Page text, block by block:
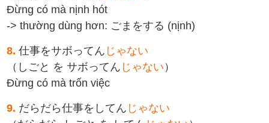
Đừng có mà nịnh hót
-> thường dùng hơn: ごまをする (nịnh)
8. 仕事をサボってん じゃない
（しごと を サボってん じゃない ）
Đừng có mà trốn việc
9. だらだら仕事をしてん じゃない